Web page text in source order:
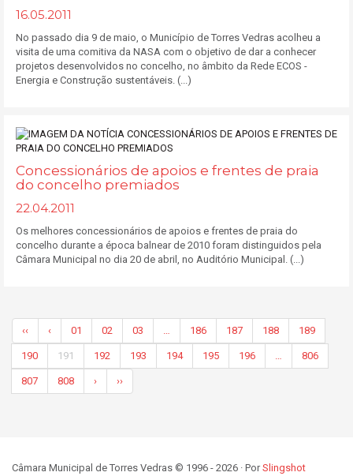
16.05.2011
No passado dia 9 de maio, o Município de Torres Vedras acolheu a
visita de uma comitiva da NASA com o objetivo de dar a conhecer
projetos desenvolvidos no concelho, no âmbito da Rede ECOS -
Energia e Construção sustentáveis. (...)
Concessionários de apoios e frentes de praia
do concelho premiados
22.04.2011
Os melhores concessionários de apoios e frentes de praia do
concelho durante a época balnear de 2010 foram distinguidos pela
Câmara Municipal no dia 20 de abril, no Auditório Municipal. (...)
‹‹ ‹ 01 02 03 186 187 188 189
190 191 192 193 194 195 196 806
807 808 › ››
Câmara Municipal de Torres Vedras © 1996 - 2026 · PorSlingshot